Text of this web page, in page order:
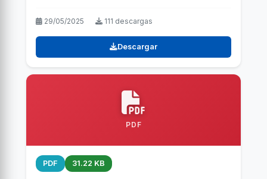
29/05/2025 111 descargas
Descargar
PDF
PDF 31.22 KB